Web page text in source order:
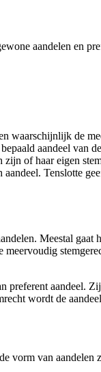
aandelen en
waarschijnlijk de
aandeel van
of haar eigen
Tenslotte
Meestal
meervoudig
preferent aandeel.
wordt de
vorm van aandelen